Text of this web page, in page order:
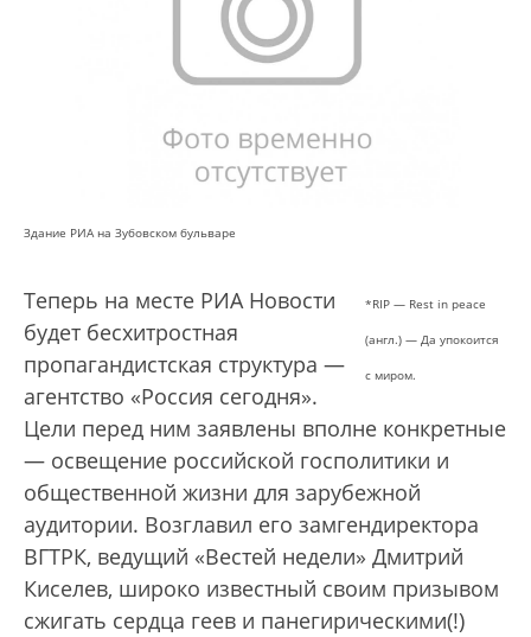
Здание РИА на Зубовском бульваре
*RIP — Rest in peace
(англ.) — Да упокоится
с миром.
Теперь на месте РИА Новости
будет бесхитростная
пропагандистская структура —
агентство «Россия сегодня».
Цели перед ним заявлены вполне конкретные
— освещение российской госполитики и
общественной жизни для зарубежной
аудитории. Возглавил его замгендиректора
ВГТРК, ведущий «Вестей недели» Дмитрий
Киселев, широко известный своим призывом
сжигать сердца геев и панегирическими(!)